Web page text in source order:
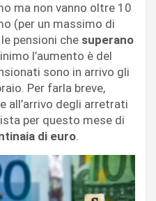
ma non vanno oltre 10
(per un massimo di
pensioni che superano
l’aumento è del
sono in arrivo gli
Per farla breve,
all’arrivo degli arretrati
per questo mese di
di euro.